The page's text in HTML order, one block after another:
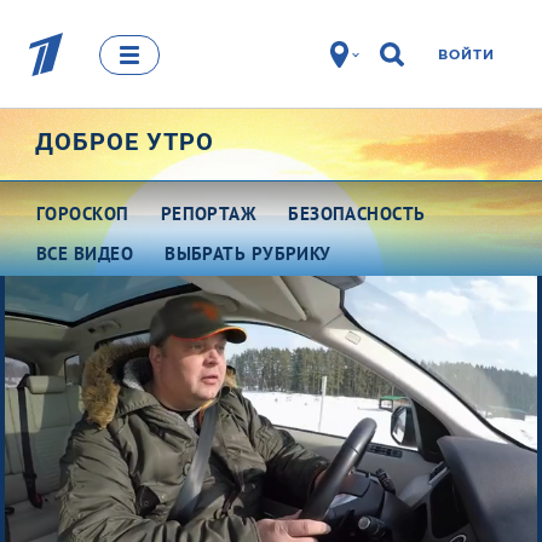
ВОЙТИ
ДОБРОЕ УТРО
ГОРОСКОП РЕПОРТАЖ
БЕЗОПАСНОСТЬ
ВСЕ ВИДЕО
Про деньги
Между тем
Наши гости
Про культуру
Это кино
Разговоры о важном
ВЫБРАТЬ РУБРИКУ